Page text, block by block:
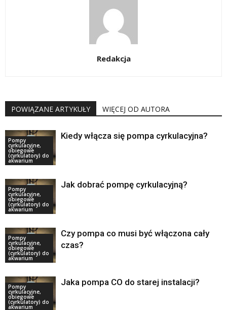
Redakcja
POWIĄZANE ARTYKUŁY WIĘCEJ OD AUTORA
Pompy
cyrkulacyjne,
obiegowe
(cyrkulatory) do
akwarium
Kiedy włącza się pompa cyrkulacyjna?
Pompy
cyrkulacyjne,
obiegowe
(cyrkulatory) do
akwarium
Jak dobrać pompę cyrkulacyjną?
Pompy
cyrkulacyjne,
obiegowe
(cyrkulatory) do
akwarium
Czy pompa co musi być włączona cały
czas?
Pompy
cyrkulacyjne,
obiegowe
(cyrkulatory) do
akwarium
Jaka pompa CO do starej instalacji?